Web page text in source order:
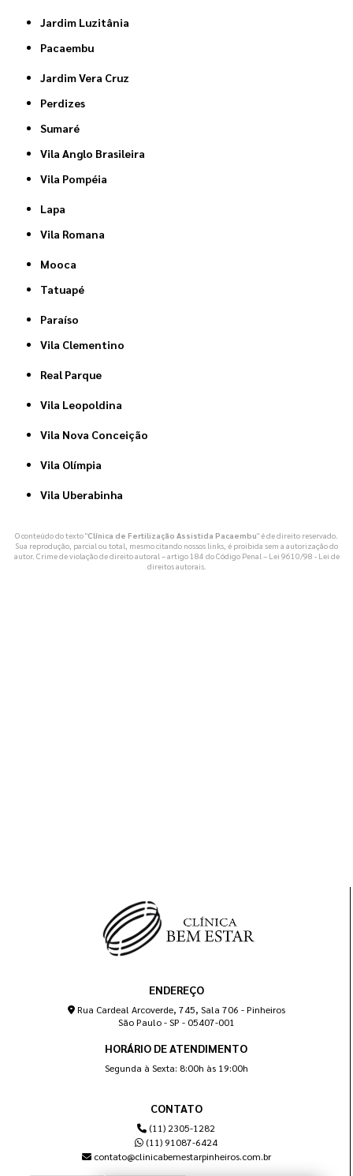
Jardim Luzitânia
Pacaembu
Jardim Vera Cruz
Perdizes
Sumaré
Vila Anglo Brasileira
Vila Pompéia
Lapa
Vila Romana
Mooca
Tatuapé
Paraíso
Vila Clementino
Real Parque
Vila Leopoldina
Vila Nova Conceição
Vila Olímpia
Vila Uberabinha
O conteúdo do texto "Clínica de Fertilização Assistida Pacaembu" é de direito reservado.
Sua reprodução, parcial ou total, mesmo citando nossos links, é proibida sem a autorização do
autor. Crime de violação de direito autoral – artigo 184 do Código Penal – Lei 9610/98 - Lei de
direitos autorais.
ENDEREÇO
Rua Cardeal Arcoverde, 745, Sala 706 - Pinheiros
São Paulo - SP - 05407-001
HORÁRIO DE ATENDIMENTO
Segunda à Sexta: 8:00h às 19:00h
CONTATO
(11) 2305-1282
(11) 91087-6424
contato@clinicabemestarpinheiros.com.br